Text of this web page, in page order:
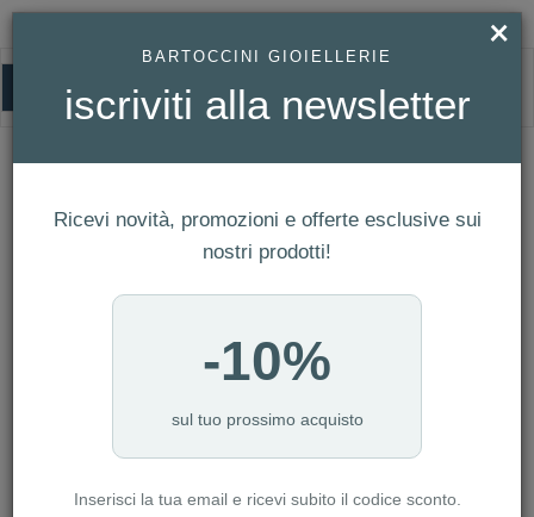
HOMEPAGE OROLOGIO SWATCH FROM THE ARCHIVE REF. SO29Z145
Orologio Swatch FROM THE ARCHIVE
Ref. SO29Z145
×
BARTOCCINI GIOIELLERIE
iscriviti alla newsletter
Ricevi novità, promozioni e offerte esclusive sui
nostri prodotti!
-10%
sul tuo prossimo acquisto
Inserisci la tua email e ricevi subito il codice sconto.